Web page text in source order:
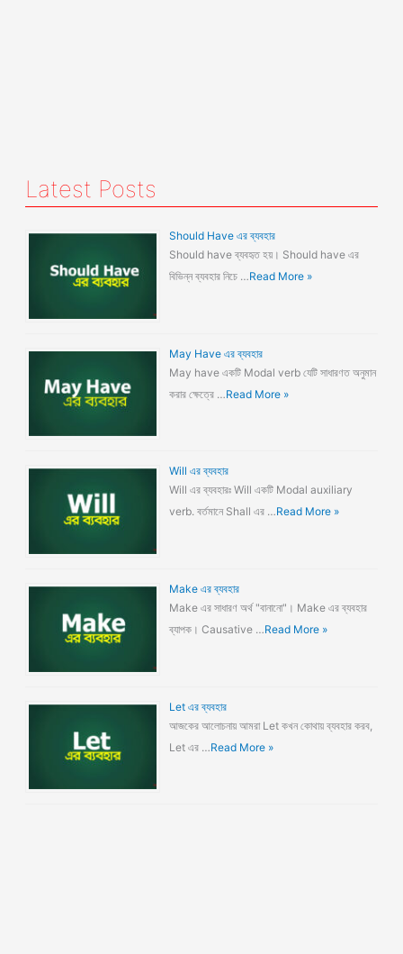
Latest Posts
Should Have এর ব্যবহার
Should have ব্যবহৃত হয়। Should have এর
বিভিন্ন ব্যবহার নিচে …Read More »
May Have এর ব্যবহার
May have একটি Modal verb যেটি সাধারণত অনুমান
করার ক্ষেত্রে …Read More »
Will এর ব্যবহার
Will এর ব্যবহারঃ Will একটি Modal auxiliary
verb. বর্তমানে Shall এর …Read More »
Make এর ব্যবহার
Make এর সাধারণ অর্থ "বানানো"। Make এর ব্যবহার
ব্যাপক। Causative …Read More »
Let এর ব্যবহার
আজকের আলোচনায় আমরা Let কখন কোথায় ব্যবহার করব,
Let এর …Read More »